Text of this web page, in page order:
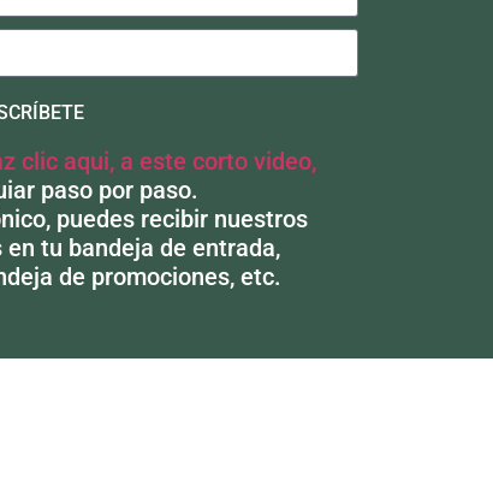
clic aqui, a este corto video,
paso por paso.
puedes recibir nuestros
tu bandeja de entrada,
de promociones, etc.